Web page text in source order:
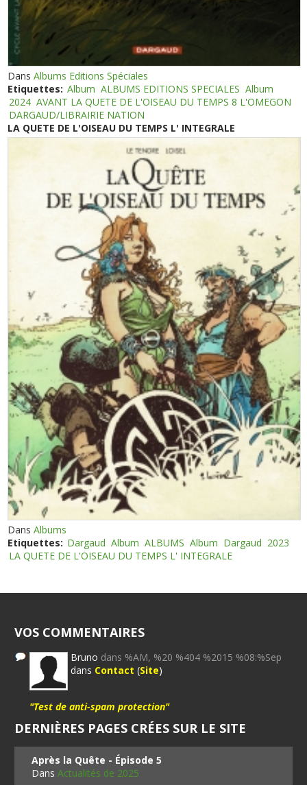
DansAlbums Editions Spéciales
Etiquettes: Album ALBUMS EDITIONS SPECIALES Album
2024 AVANT LA QUETE DE L'OISEAU DU TEMPS 8 L'OMEGON
DARGAUD/LIBRAIRIE NATION
LA QUETE DE L'OISEAU DU TEMPS L' INTEGRALE
DansAlbums
Etiquettes: Dargaud Album ALBUMS Album Dargaud 2023
LA QUETE DE L'OISEAU DU TEMPS L' INTEGRALE
VOS COMMENTAIRES
Bruno dans %AM, %20 %404 %2015 %08:%Sep
dans Contact (Site)
"Test de anti-spam protection"
DERNIÈRES PAGES CRÉES SUR LE SITE
Après la Quête - Épisode 5
DansActualités de 2025